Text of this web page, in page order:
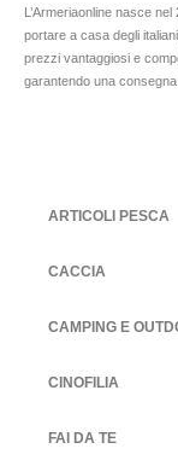
L’Armeriaonline nasce
portare a casa degli
prezzi vantaggiosi e
garantendo una consegna
ARTICOLI PESCA
CACCIA
CAMPING E
CINOFILIA
FAI DA TE